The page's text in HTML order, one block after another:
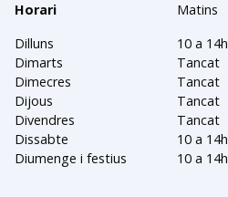
Horari Matins
Dilluns
10 a 14h
Dimarts
Tancat
Dimecres
Tancat
Dijous
Tancat
Divendres
Tancat
Dissabte
10 a 14h
Diumenge i festius
10 a 14h